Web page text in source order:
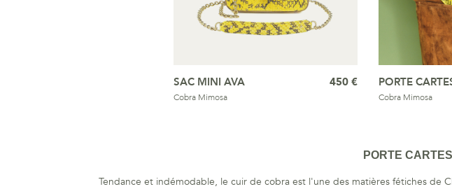
SAC MINI AVA
Cobra Mimosa
450 € PORTE
Cobra Mimosa
PORTE
Tendance et indémodable, le cuir de cobra est l'une des matières fétiches